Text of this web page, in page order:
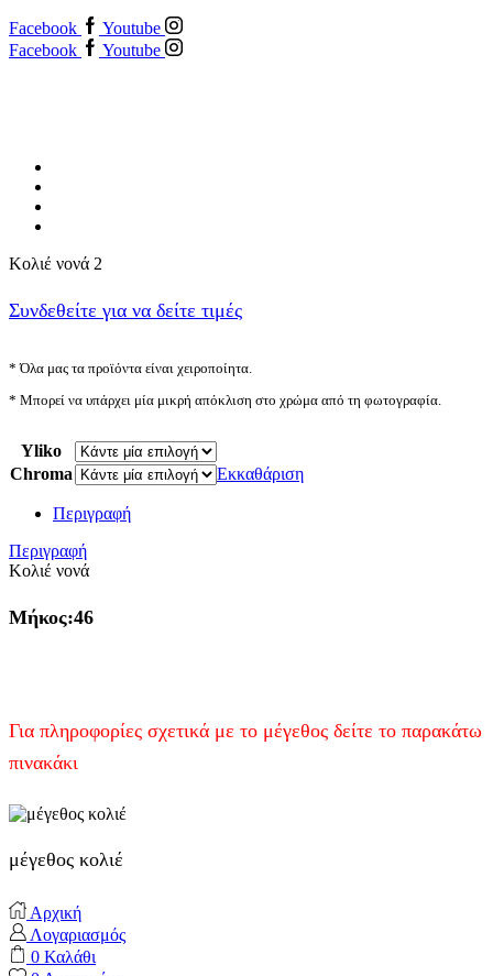
Facebook
Youtube
Facebook
Youtube
Κολιέ νονά 2
Συνδεθείτε για να δείτε τιμές
* Όλα μας τα προϊόντα είναι χειροποίητα.
* Μπορεί να υπάρχει μία μικρή απόκλιση στο χρώμα από τη φωτογραφία.
Yliko
Chroma
Εκκαθάριση
Περιγραφή
Περιγραφή
Κολιέ νονά
Μήκος:46
Για πληροφορίες σχετικά με το μέγεθος δείτε το παρακάτω
πινακάκι
μέγεθος κολιέ
Αρχική
Λογαριασμός
0 Καλάθι